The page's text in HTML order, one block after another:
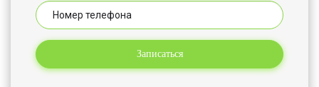
Записаться